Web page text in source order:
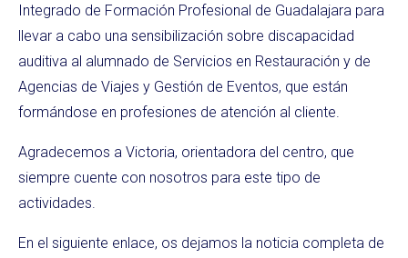
Integrado de Formación Profesional de Guadalajara para
llevar a cabo una sensibilización sobre discapacidad
auditiva al alumnado de Servicios en Restauración y de
Agencias de Viajes y Gestión de Eventos, que están
formándose en profesiones de atención al cliente.
Agradecemos a Victoria, orientadora del centro, que
siempre cuente con nosotros para este tipo de
actividades.
En el siguiente enlace, os dejamos la noticia completa de